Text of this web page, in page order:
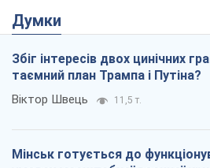
Думки
Збіг інтересів двох цинічних
таємний план Трампа і Путіна?
Віктор Швець 11,5 т.
Мінськ готується до